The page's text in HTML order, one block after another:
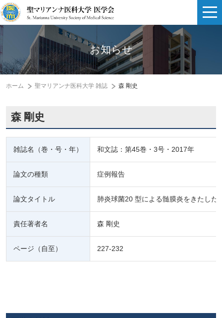
お知らせ
ホーム 聖マリアンナ医科大学 雑誌 森 剛史
森 剛史
雑誌名（巻・号・年） 和文誌：第45巻・3号・2017年
論文の種類 症例報告
論文タイトル 肺炎球菌20 型による髄膜炎をきたした
責任著者名 森 剛史
ページ（自至） 227-232